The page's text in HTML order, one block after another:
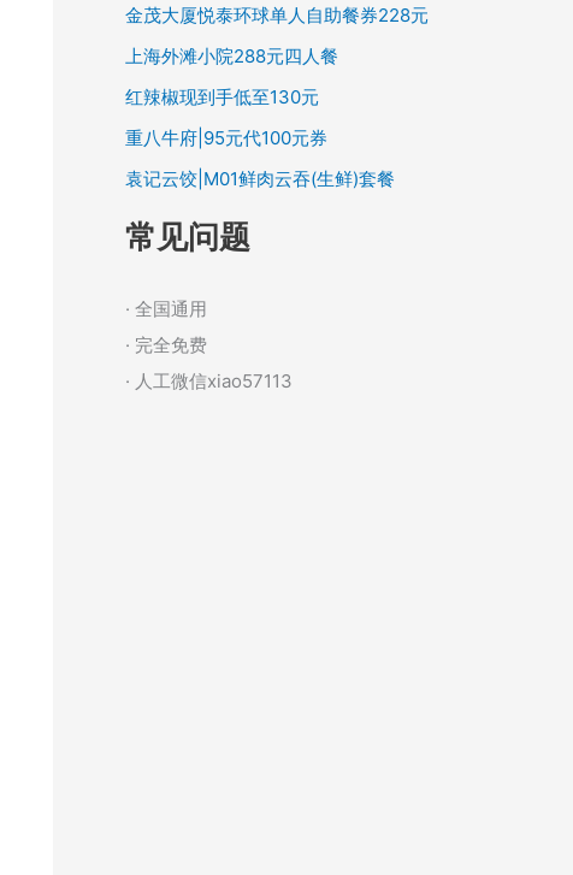
金茂大厦悦泰环球单人自助餐券228元
上海外滩小院288元四人餐
红辣椒现到手低至130元
重八牛府|95元代100元券
袁记云饺|M01鲜肉云吞(生鲜)套餐
常见问题
· 全国通用
· 完全免费
· 人工微信xiao57113